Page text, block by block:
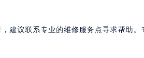
建议联系专业的维修服务点寻求帮助